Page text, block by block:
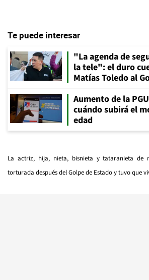
Te puede interesar
"La agenda de
la tele": el duro
Matías Toledo al
Aumento de la
cuándo subirá el
edad
La actriz, hija, nieta, bisnieta y tataranieta de
torturada después del Golpe de Estado y tuvo que